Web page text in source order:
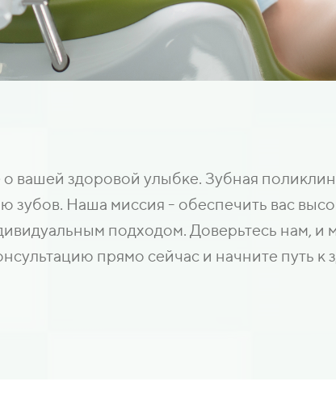
вашей здоровой улыбке. Зубная
зубов. Наша миссия - обеспечить вас
подходом. Доверьтесь нам, и
прямо сейчас и начните путь к